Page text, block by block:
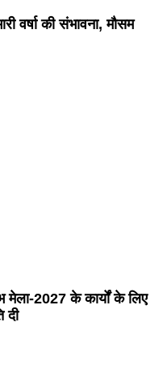
वर्षा की संभावना, मौसम
2027 के कार्यों के लिए
दी